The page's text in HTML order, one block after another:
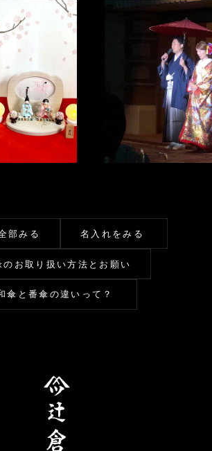
部みる 名入れをみる
のお取り扱い方法とお願い
傘と番傘の違いって？